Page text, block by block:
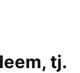
tj.